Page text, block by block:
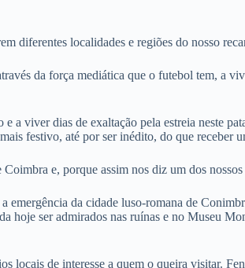
diferentes localidades e regiões do nosso
da força mediática que o futebol tem, a
a viver dias de exaltação pela estreia neste
festivo, até por ser inédito, do que
e, porque assim nos diz um dos
da cidade luso-romana de
hoje ser admirados nas ruínas e no Museu
locais de interesse a quem o queira visitar.